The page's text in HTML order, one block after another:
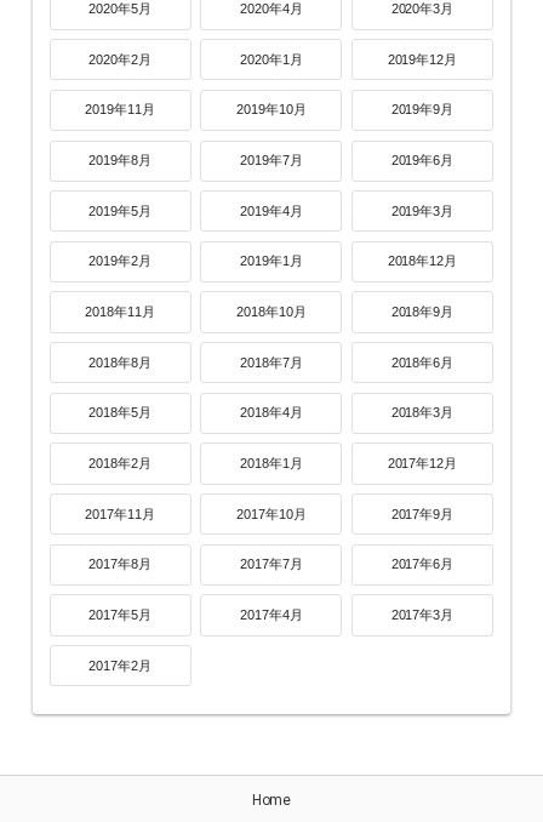
2020年5月 2020年4月 2020年3月
2020年2月 2020年1月 2019年12月
2019年11月 2019年10月 2019年9月
2019年8月 2019年7月 2019年6月
2019年5月 2019年4月 2019年3月
2019年2月 2019年1月 2018年12月
2018年11月 2018年10月 2018年9月
2018年8月 2018年7月 2018年6月
2018年5月 2018年4月 2018年3月
2018年2月 2018年1月 2017年12月
2017年11月 2017年10月 2017年9月
2017年8月 2017年7月 2017年6月
2017年5月 2017年4月 2017年3月
2017年2月
Home